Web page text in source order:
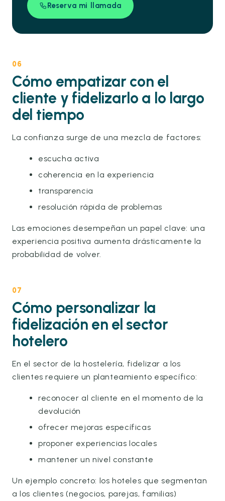
Reserva mi llamada
06
Cómo empatizar con el
cliente y fidelizarlo a lo largo
del tiempo
La confianza surge de una mezcla de factores:
escucha activa
coherencia en la experiencia
transparencia
resolución rápida de problemas
Las emociones desempeñan un papel clave: una
experiencia positiva aumenta drásticamente la
probabilidad de volver.
07
Cómo personalizar la
fidelización en el sector
hotelero
En el sector de la hostelería, fidelizar a los
clientes requiere un planteamiento específico:
reconocer al cliente en el momento de la
devolución
ofrecer mejoras específicas
proponer experiencias locales
mantener un nivel constante
Un ejemplo concreto: los hoteles que segmentan
a los clientes (negocios, parejas, familias)